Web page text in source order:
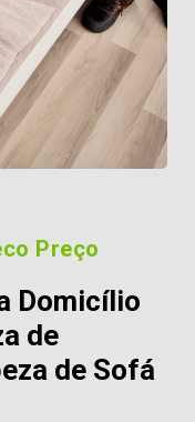
Preço
Domicílio
de
de Sofá